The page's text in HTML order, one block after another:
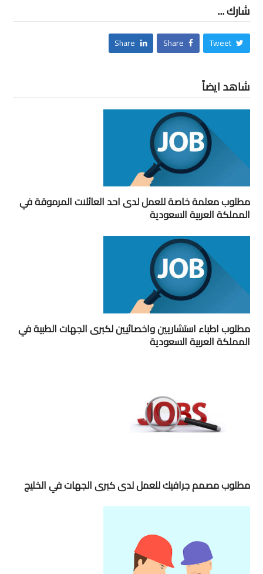
شارك ...
Tweet
Share
Share
شاهد ايضاً
مطلوب معلمة خاصة للعمل لدى احد العائلات المرموقة في
المملكة العربية السعودية
مطلوب اطباء استشاريين واخصائيين لكبرى الجهات الطبية في
المملكة العربية السعودية
مطلوب مصمم جرافيك للعمل لدى كبرى الجهات في الخليج